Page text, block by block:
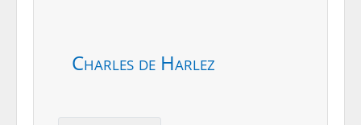
Charles de Harlez